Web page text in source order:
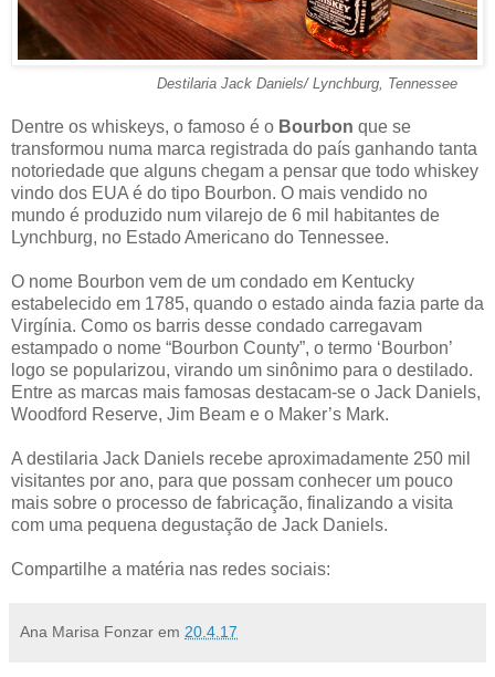
Destilaria Jack Daniels/ Lynchburg, Tennessee
Dentre os whiskeys, o famoso é o Bourbon que se
transformou numa marca registrada do país ganhando tanta
notoriedade que alguns chegam a pensar que todo whiskey
vindo dos EUA é do tipo Bourbon. O mais vendido no
mundo é produzido num vilarejo de 6 mil habitantes de
Lynchburg, no Estado Americano do Tennessee.
O nome Bourbon vem de um condado em Kentucky
estabelecido em 1785, quando o estado ainda fazia parte da
Virgínia. Como os barris desse condado carregavam
estampado o nome “Bourbon County”, o termo ‘Bourbon’
logo se popularizou, virando um sinônimo para o destilado.
Entre as marcas mais famosas destacam-se o Jack Daniels,
Woodford Reserve, Jim Beam e o Maker’s Mark.
A destilaria Jack Daniels recebe aproximadamente 250 mil
visitantes por ano, para que possam conhecer um pouco
mais sobre o processo de fabricação, finalizando a visita
com uma pequena degustação de Jack Daniels.
Compartilhe a matéria nas redes sociais:
Ana Marisa Fonzar em 20.4.17